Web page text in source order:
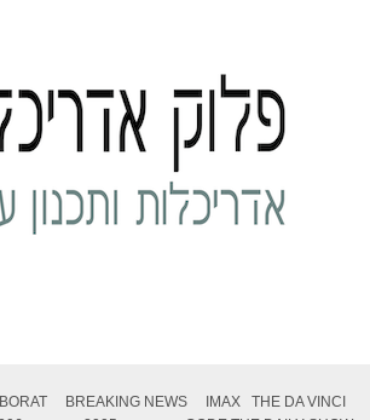
BORAT BREAKING NEWS IMAX
THE DA VINCI